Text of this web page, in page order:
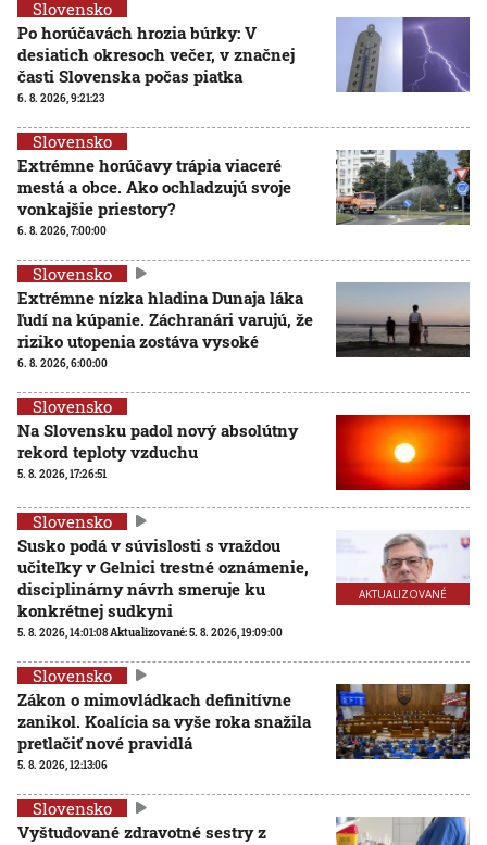
Slovensko
Po horúčavách hrozia búrky: V
desiatich okresoch večer, v značnej
časti Slovenska počas piatka
6. 8. 2026, 9:21:23
Slovensko
Extrémne horúčavy trápia viaceré
mestá a obce. Ako ochladzujú svoje
vonkajšie priestory?
6. 8. 2026, 7:00:00
Slovensko
Extrémne nízka hladina Dunaja láka
ľudí na kúpanie. Záchranári varujú, že
riziko utopenia zostáva vysoké
6. 8. 2026, 6:00:00
Slovensko
Na Slovensku padol nový absolútny
rekord teploty vzduchu
5. 8. 2026, 17:26:51
AKTUALIZOVANÉ
Slovensko
Susko podá v súvislosti s vraždou
učiteľky v Gelnici trestné oznámenie,
disciplinárny návrh smeruje ku
konkrétnej sudkyni
5. 8. 2026, 14:01:08Aktualizované:5. 8. 2026, 19:09:00
Slovensko
Zákon o mimovládkach definitívne
zanikol. Koalícia sa vyše roka snažila
pretlačiť nové pravidlá
5. 8. 2026, 12:13:06
Slovensko
Vyštudované zdravotné sestry z